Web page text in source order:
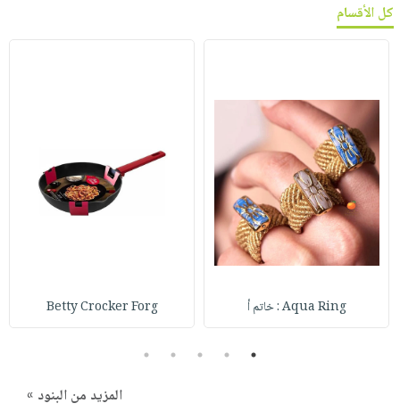
كل الأقسام
Aqua Ring : خاتم أ Betty Crocker Forg
1
2
3
4
5
المزيد من البنود »